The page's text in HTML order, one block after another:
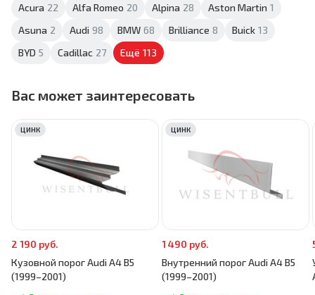
Acura 22 Alfa Romeo 20 Alpina 28 Aston Martin 1
Asuna 2 Audi 98 BMW 68 Brilliance 8 Buick 13
BYD 5 Cadillac 27 Ещё 113
Вас может заинтересовать
2 190 руб.
Кузовной порог Audi A4 B5
(1999–2001)
ЦИНК
1 490 руб.
Внутренний порог Audi A4 B5
(1999–2001)
ЦИНК